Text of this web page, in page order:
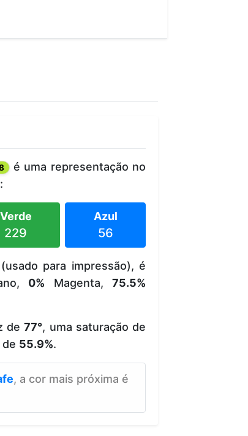
é uma representação no
Verde
229
Azul
56
para impressão), é
0% Magenta, 75.5%
de77°, uma saturação de
de 55.9%.
, a cor mais próxima é